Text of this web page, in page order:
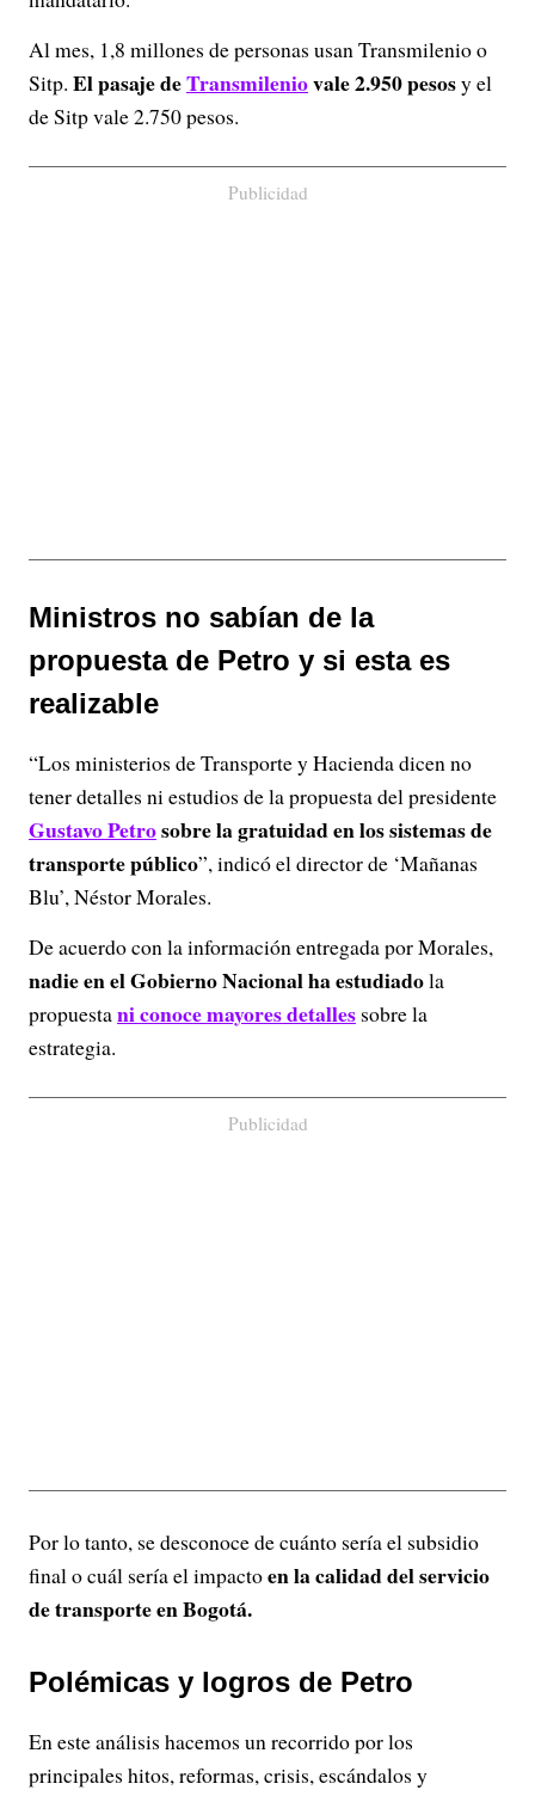
Al mes, 1,8 millones de personas usan Transmilenio o
Sitp. El pasaje deTransmileniovale 2.950 pesosy el
de Sitp vale 2.750 pesos.
Publicidad
Ministros no sabían de la
propuesta de Petro y si esta es
realizable
“Los ministerios de Transporte y Hacienda dicen no
tener detalles ni estudios de la propuesta del presidente
Gustavo Petrosobre la gratuidad en los sistemas de
transporte público”, indicó el director de ‘Mañanas
Blu’, Néstor Morales.
De acuerdo con la información entregada por Morales,
nadie en el Gobierno Nacional ha estudiadola
propuestani conoce mayores detalles sobre la
estrategia.
Publicidad
Por lo tanto, se desconoce de cuánto sería el subsidio
final o cuál sería el impactoen la calidad del servicio
de transporte en Bogotá.
Polémicas y logros de Petro
En este análisis hacemos un recorrido por los
principales hitos, reformas, crisis, escándalos y